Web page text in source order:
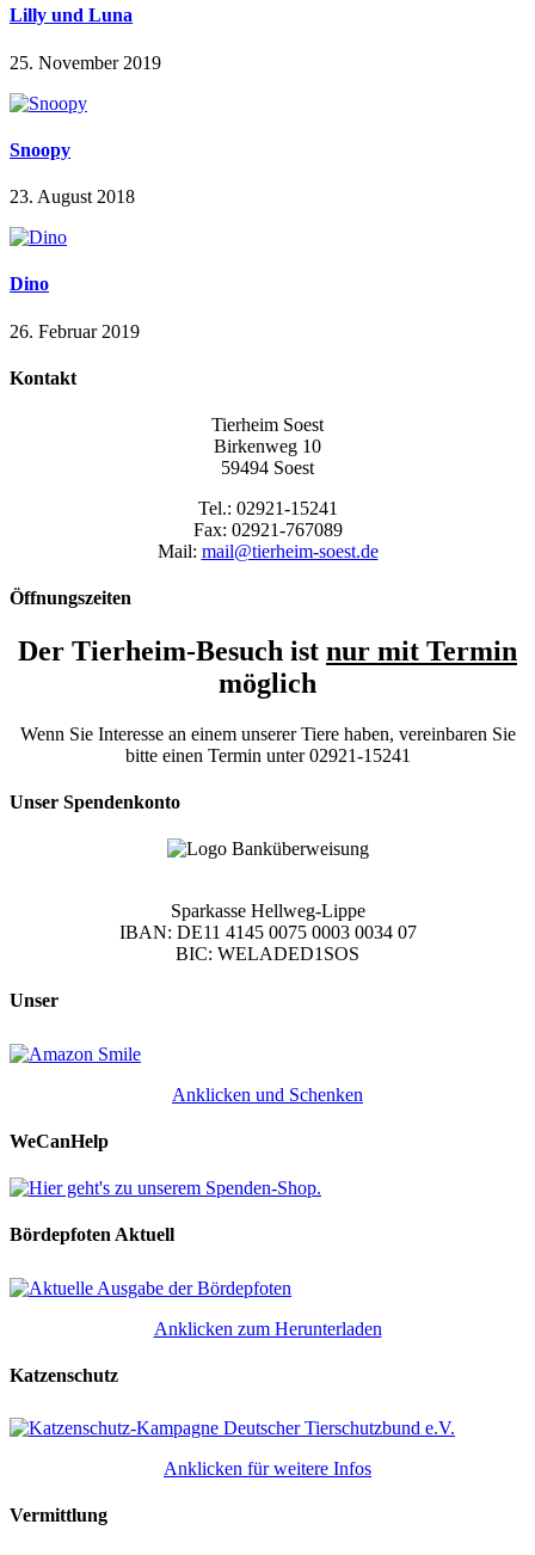
Lilly und Luna
25. November 2019
Snoopy
23. August 2018
Dino
26. Februar 2019
Kontakt
Tierheim Soest
Birkenweg 10
59494 Soest
Tel.: 02921-15241
Fax: 02921-767089
Mail: mail@tierheim-soest.de
Öffnungszeiten
Der Tierheim-Besuch ist nur mit Termin
möglich
Wenn Sie Interesse an einem unserer Tiere haben, vereinbaren Sie
bitte einen Termin unter 02921-15241
Unser Spendenkonto
Sparkasse Hellweg-Lippe
IBAN: DE11 4145 0075 0003 0034 07
BIC: WELADED1SOS
Unser
Anklicken und Schenken
WeCanHelp
Bördepfoten Aktuell
Anklicken zum Herunterladen
Katzenschutz
Anklicken für weitere Infos
Vermittlung